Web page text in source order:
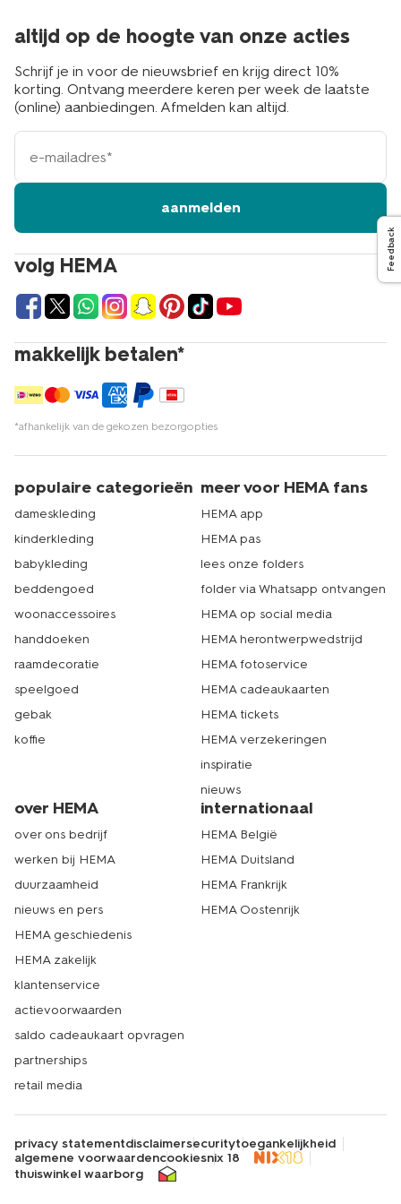
volg HEMA
makkelijk betalen*
*afhankelijk van de gekozen bezorgopties
altijd op de hoogte van onze acties
Schrijf je in voor de nieuwsbrief en krijg direct 10%
korting. Ontvang meerdere keren per week de laatste
(online) aanbiedingen. Afmelden kan altijd.
e-
mailadres
aanmelden
populaire categorieën
dameskleding
kinderkleding
babykleding
beddengoed
woonaccessoires
handdoeken
raamdecoratie
speelgoed
gebak
koffie
meer voor HEMA fans
HEMA app
HEMA pas
lees onze folders
folder via Whatsapp ontvangen
HEMA op social media
HEMA herontwerpwedstrijd
HEMA fotoservice
HEMA cadeaukaarten
HEMA tickets
HEMA verzekeringen
inspiratie
nieuws
over HEMA
over ons bedrijf
werken bij HEMA
duurzaamheid
nieuws en pers
HEMA geschiedenis
HEMA zakelijk
klantenservice
actievoorwaarden
saldo cadeaukaart opvragen
partnerships
retail media
internationaal
HEMA België
HEMA Duitsland
HEMA Frankrijk
HEMA Oostenrijk
privacy statementdisclaimersecuritytoegankelijkheid
algemene voorwaardencookiesnix 18
thuiswinkel waarborg
Feedback